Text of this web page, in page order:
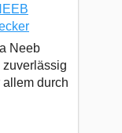
Neeb
durch